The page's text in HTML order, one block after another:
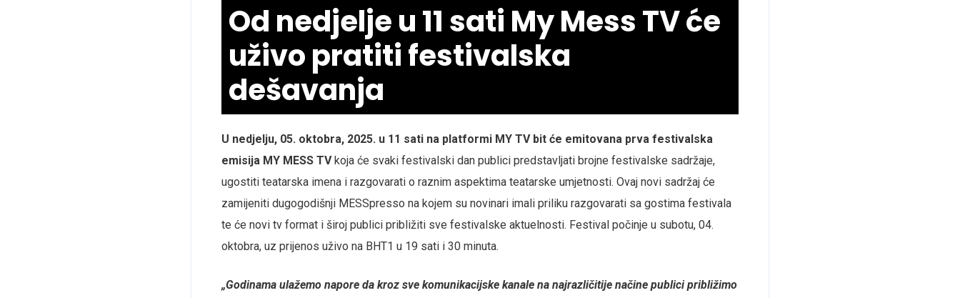
Od nedjelje u 11 sati My Mess TV će
uživo pratiti festivalska
dešavanja
U nedjelju, 05. oktobra, 2025. u 11 sati na platformi MY TV bit će emitovana prva festivalska
emisija MY MESS TVkoja će svaki festivalski dan publici predstavljati brojne festivalske sadržaje,
ugostiti teatarska imena i razgovarati o raznim aspektima teatarske umjetnosti. Ovaj novi sadržaj će
zamijeniti dugogodišnji MESSpresso na kojem su novinari imali priliku razgovarati sa gostima festivala
te će novi tv format i široj publici približiti sve festivalske aktuelnosti. Festival počinje u subotu, 04.
oktobra, uz prijenos uživo na BHT1 u 19 sati i 30 minuta.
„Godinama ulažemo napore da kroz sve komunikacijske kanale na najrazličitije načine publici približimo